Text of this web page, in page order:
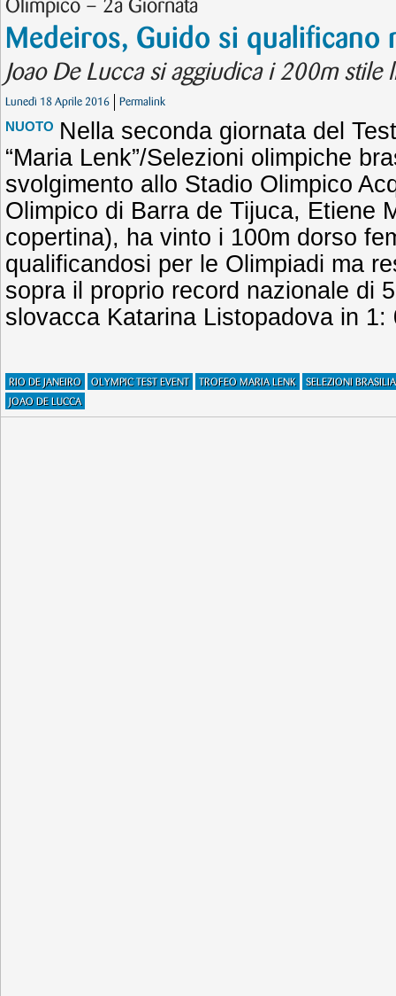
Olimpico – 2a Giornata
Medeiros, Guido si qualificano
Joao De Lucca si aggiudica i 200m stile
Lunedì 18 Aprile 2016 Permalink
NUOTO Nella seconda giornata del
“Maria Lenk”/Selezioni olimpiche
svolgimento allo Stadio Olimpico
Olimpico di Barra de Tijuca, Etiene
copertina), ha vinto i 100m dorso
qualificandosi per le Olimpiadi ma
sopra il proprio record nazionale di
slovacca Katarina Listopadova in 1:
RIO DE JANEIRO OLYMPIC TEST EVENT TROFEO MARIA LENK
SELEZIONI
JOAO DE LUCCA